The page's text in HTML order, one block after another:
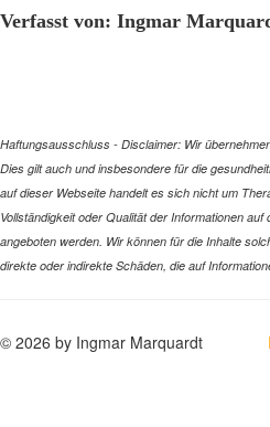
Verfasst von: Ingmar
Haftungsausschluss - Disclaimer: Wir
Dies gilt auch und insbesondere für die
auf dieser Webseite handelt es sich nicht um
Vollständigkeit oder Qualität der Informationen
angeboten werden. Wir können für die Inhalte
direkte oder indirekte Schäden, die auf
© 2026 by Ingmar Marquardt